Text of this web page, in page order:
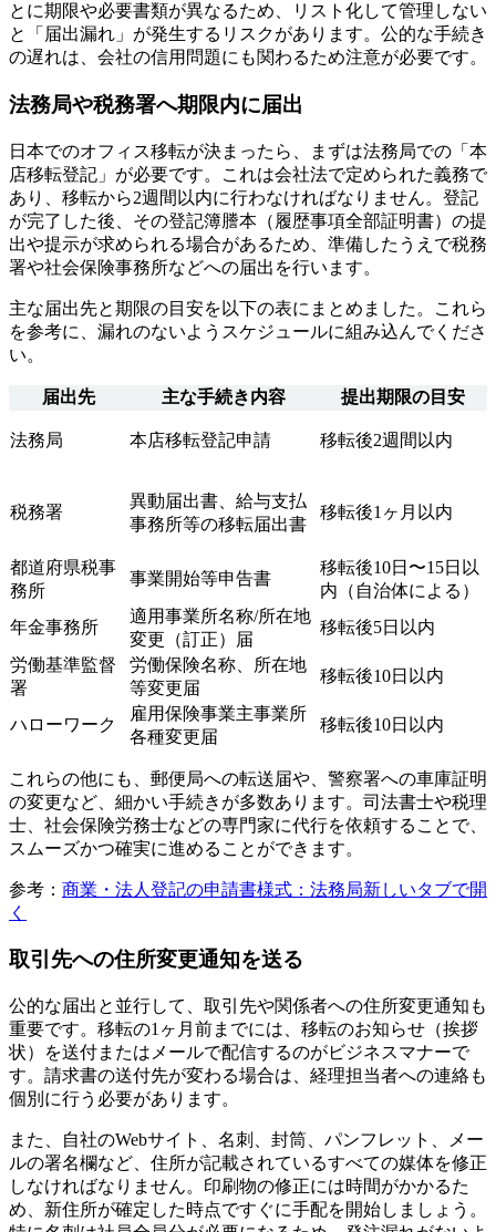
とに期限や必要書類が異なるため、リスト化して管理しない
と「届出漏れ」が発生するリスクがあります。公的な手続き
の遅れは、会社の信用問題にも関わるため注意が必要です。
法務局や税務署へ期限内に届出
日本でのオフィス移転が決まったら、まずは法務局での「本
店移転登記」が必要です。これは会社法で定められた義務で
あり、移転から2週間以内に行わなければなりません。登記
が完了した後、その登記簿謄本（履歴事項全部証明書）の提
出や提示が求められる場合があるため、準備したうえで税務
署や社会保険事務所などへの届出を行います。
主な届出先と期限の目安を以下の表にまとめました。これら
を参考に、漏れのないようスケジュールに組み込んでくださ
い。
届出先 主な手続き内容 提出期限の目安
法務局 本店移転登記申請 移転後2週間以内
税務署
異動届出書、給与支払
事務所等の移転届出書
移転後1ヶ月以内
都道府県税事
務所
事業開始等申告書
移転後10日〜15日以
内（自治体による）
年金事務所
適用事業所名称/所在地
変更（訂正）届
移転後5日以内
労働基準監督
署
労働保険名称、所在地
等変更届
移転後10日以内
ハローワーク
雇用保険事業主事業所
各種変更届
移転後10日以内
これらの他にも、郵便局への転送届や、警察署への車庫証明
の変更など、細かい手続きが多数あります。司法書士や税理
士、社会保険労務士などの専門家に代行を依頼することで、
スムーズかつ確実に進めることができます。
参考： 商業・法人登記の申請書様式：法務局新しいタブで開
く
取引先への住所変更通知を送る
公的な届出と並行して、取引先や関係者への住所変更通知も
重要です。移転の1ヶ月前までには、移転のお知らせ（挨拶
状）を送付またはメールで配信するのがビジネスマナーで
す。請求書の送付先が変わる場合は、経理担当者への連絡も
個別に行う必要があります。
また、自社のWebサイト、名刺、封筒、パンフレット、メー
ルの署名欄など、住所が記載されているすべての媒体を修正
しなければなりません。印刷物の修正には時間がかかるた
め、新住所が確定した時点ですぐに手配を開始しましょう。